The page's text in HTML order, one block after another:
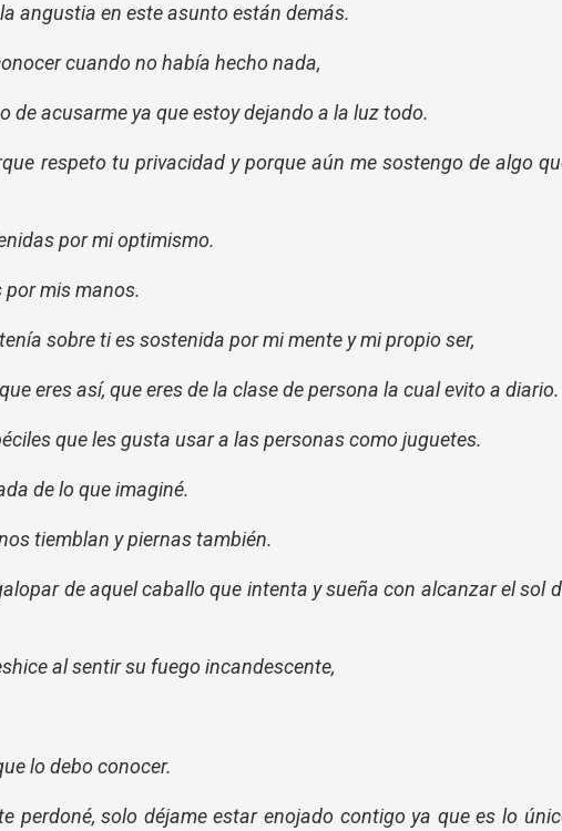
angustia en este asunto están demás.
cuando no había hecho nada,
de acusarme ya que estoy dejando a la luz todo.
respeto tu privacidad y porque aún me sostengo de algo
por mi optimismo.
mis manos.
sobre ti es sostenida por mi mente y mi propio ser,
eres así, que eres de la clase de persona la cual evito a diario.
que les gusta usar a las personas como juguetes.
de lo que imaginé.
tiemblan y piernas también.
de aquel caballo que intenta y sueña con alcanzar el sol
al sentir su fuego incandescente,
lo debo conocer.
perdoné, solo déjame estar enojado contigo ya que es lo